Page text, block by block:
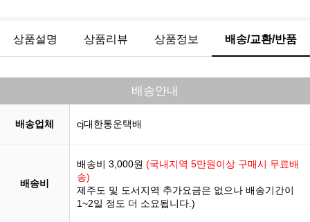
상품설명 상품리뷰 상품정보 배송/교환/반품
배송안내
배송업체 cj대한통운택배
배송비
배송비 3,000원 (국내지역 5만원이상 구매시 무료배
송)
제주도 및 도서지역 추가요금은 없으나 배송기간이
1~2일 정도 더 소요됩니다.)